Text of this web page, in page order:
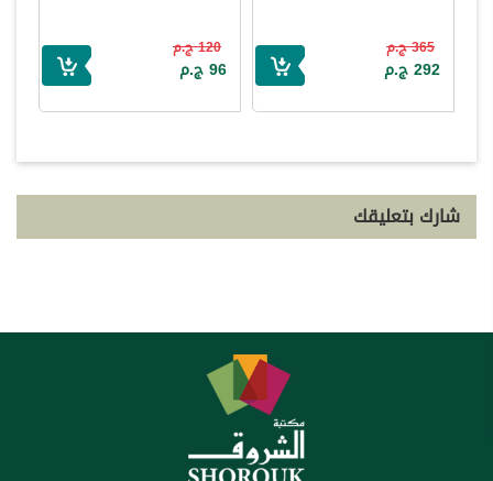
365 ج.م
292 ج.م
120 ج.م
96 ج.م
شارك بتعليقك